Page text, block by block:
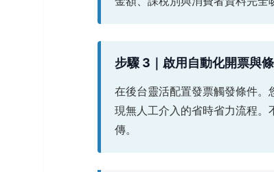
步驟 3｜啟用自動化開票與
在後台靈活配置發票觸發條件
現無人工介入的省時省力流程
傳。